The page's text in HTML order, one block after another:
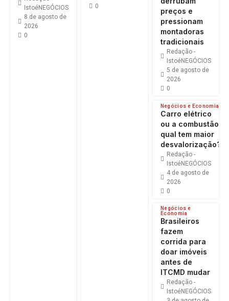
IstoéNEGÓCIOS
8 de agosto de
2026
0
0
preços e
pressionam
montadoras
tradicionais
Redação -
IstoéNEGÓCIOS
5 de agosto de
2026
0
Negócios e Economia
Carro elétrico
ou a combustão:
qual tem maior
desvalorização?
Redação -
IstoéNEGÓCIOS
4 de agosto de
2026
0
Negócios e
Economia
Brasileiros
fazem
corrida para
doar imóveis
antes de
ITCMD mudar
Redação -
IstoéNEGÓCIOS